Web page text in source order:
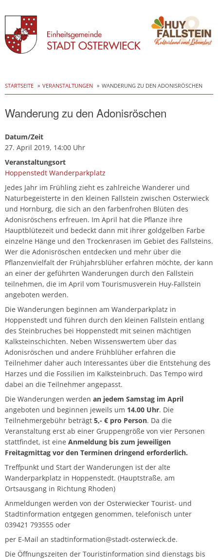
to
content
STARTSEITE VERANSTALTUNGEN WANDERUNG ZU DEN ADONISRÖSCHEN
Wanderung zu den Adonisröschen
Datum/Zeit
27. April 2019, 14:00 Uhr
Veranstaltungsort
Hoppenstedt Wanderparkplatz
Jedes Jahr im Frühling zieht es zahlreiche Wanderer und
Naturbegeisterte in den kleinen Fallstein zwischen Osterwieck
und Hornburg, die sich an den farbenfrohen Blüten des
Adonisröschens erfreuen. Im April hat die Pflanze ihre
Hauptblütezeit und bedeckt dann mit ihrer goldgelben Farbe
einzelne Hänge und den Trockenrasen im Gebiet des Fallsteins.
Wer die Adonisröschen entdecken und mehr über die
Pflanzenvielfalt der Frühjahrsblüher erfahren möchte, der kann
an einer der geführten Wanderungen durch den Fallstein
teilnehmen, die im April vom Tourismusverein Huy-Fallstein
angeboten werden.
Die Wanderungen beginnen am Wanderparkplatz in
Hoppenstedt und führen durch den kleinen Fallstein entlang
des Steinbruches bei Hoppenstedt mit seinen mächtigen
Kalksteinschichten. Neben Wissenswertem über das
Adonisröschen und andere Frühblüher erfahren die
Teilnehmer daher auch Interessantes über die Entstehung des
Harzes und die Fossilien im Kalksteinbruch. Das Tempo wird
dabei an die Teilnehmer angepasst.
Die Wanderungen werden an jedem Samstag im April
angeboten und beginnen jeweils um 14.00 Uhr. Die
Teilnehmergebühr beträgt 5,- € pro Person. Da die
Veranstaltung erst ab einer Gruppengröße von vier Personen
stattfindet, ist eine Anmeldung bis zum jeweiligen
Freitagmittag vor den Terminen dringend erforderlich.
Treffpunkt und Start der Wanderungen ist der alte
Wanderparkplatz in Hoppenstedt. (Hauptstraße, am
Ortsausgang in Richtung Rhoden)
Anmeldungen werden von der Osterwiecker Tourist- und
Stadtinformation entgegen genommen, telefonisch unter
039421 793555 oder
per E-Mail an stadtinformation@stadt-osterwieck.de.
Die Öffnungszeiten der Touristinformation sind dienstags bis